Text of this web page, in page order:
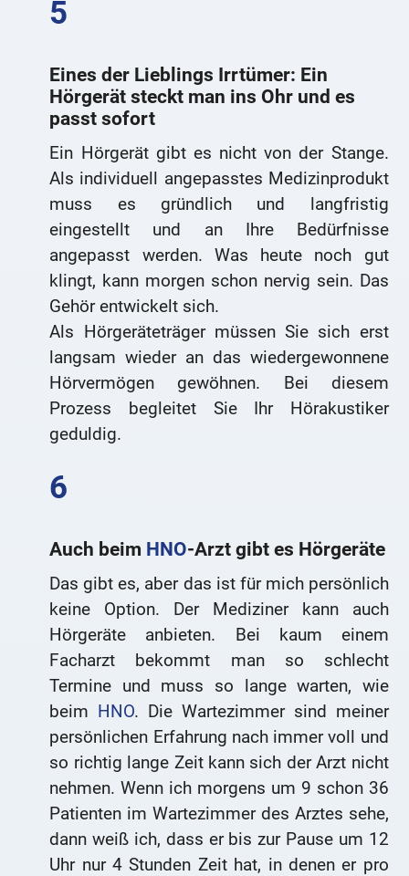
Eines der Lieblings Irrtümer: Ein
Hörgerät steckt man ins Ohr und es
passt sofort
Ein Hörgerät gibt es nicht von der Stange.
Als individuell angepasstes Medizinprodukt
muss es gründlich und langfristig
eingestellt und an Ihre Bedürfnisse
angepasst werden. Was heute noch gut
klingt, kann morgen schon nervig sein. Das
Gehör entwickelt sich.
Als Hörgeräteträger müssen Sie sich erst
langsam wieder an das wiedergewonnene
Hörvermögen gewöhnen. Bei diesem
Prozess begleitet Sie Ihr Hörakustiker
geduldig.
Auch beim HNO-Arzt gibt es Hörgeräte
Das gibt es, aber das ist für mich persönlich
keine Option. Der Mediziner kann auch
Hörgeräte anbieten. Bei kaum einem
Facharzt bekommt man so schlecht
Termine und muss so lange warten, wie
beim HNO. Die Wartezimmer sind meiner
persönlichen Erfahrung nach immer voll und
so richtig lange Zeit kann sich der Arzt nicht
nehmen. Wenn ich morgens um 9 schon 36
Patienten im Wartezimmer des Arztes sehe,
dann weiß ich, dass er bis zur Pause um 12
Uhr nur 4 Stunden Zeit hat, in denen er pro